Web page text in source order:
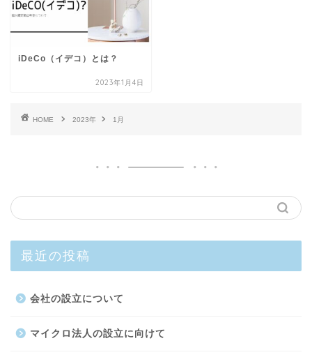
iDeCo（イデコ）とは？
2023年1月4日
HOME 2023年 1月
最近の投稿
会社の設立について
マイクロ法人の設立に向けて